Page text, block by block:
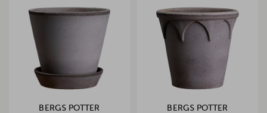
BERGS POTTER
BERGS POTTER